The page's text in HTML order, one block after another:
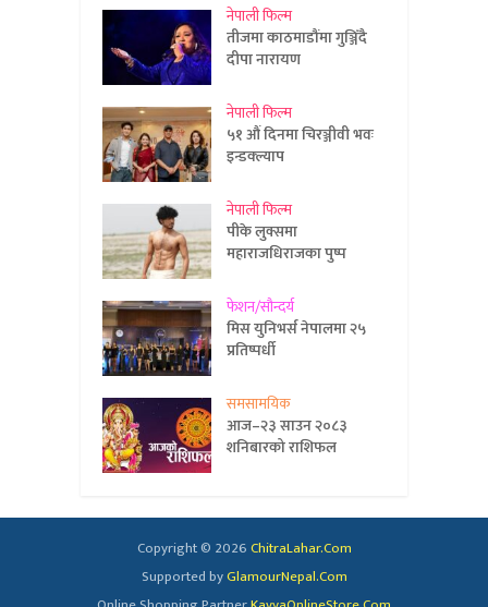
नेपाली फिल्म
तीजमा काठमाडौंमा गुञ्जिँदै
दीपा नारायण
नेपाली फिल्म
५१ औं दिनमा चिरञ्जीवी भवः
इन्डक्ल्याप
नेपाली फिल्म
पीके लुक्समा
महाराजधिराजका पुष्प
फेशन/सौन्दर्य
मिस युनिभर्स नेपालमा २५
प्रतिष्पर्धी
समसामयिक
आज–२३ साउन २०८३
शनिबारको राशिफल
Copyright © 2026ChitraLahar.Com
Supported byGlamourNepal.Com